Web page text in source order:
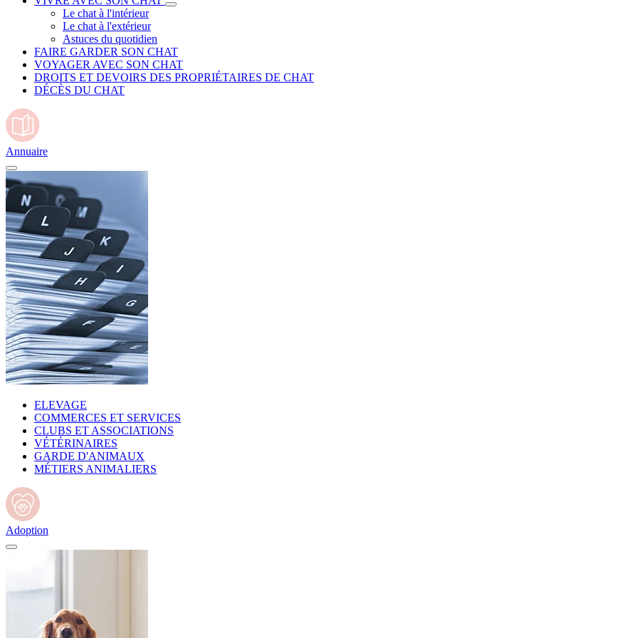
Le chat à l'intérieur
Le chat à l'extérieur
Astuces du quotidien
FAIRE GARDER SON CHAT
VOYAGER AVEC SON CHAT
DROITS ET DEVOIRS DES PROPRIÉTAIRES DE CHAT
DÉCÈS DU CHAT
Annuaire
ELEVAGE
COMMERCES ET SERVICES
CLUBS ET ASSOCIATIONS
VÉTÉRINAIRES
GARDE D'ANIMAUX
MÉTIERS ANIMALIERS
Adoption